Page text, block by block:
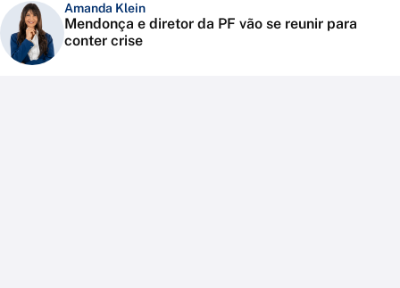
Amanda Klein
Mendonça e diretor da PF vão se reunir para
conter crise